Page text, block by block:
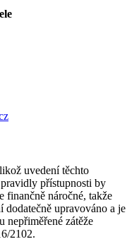
uvedení těchto
pravidly přístupnosti by
finančně náročné, takže
dodatečně upravováno a je
nepřiměřené zátěže
2102.